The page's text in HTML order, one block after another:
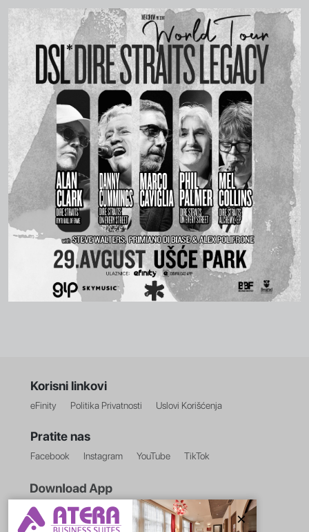
×
Korisni linkovi
eFinity Politika Privatnosti Uslovi Korišćenja
Pratite nas
Facebook Instagram YouTube TikTok
Google Play Apple Store Huawei AG